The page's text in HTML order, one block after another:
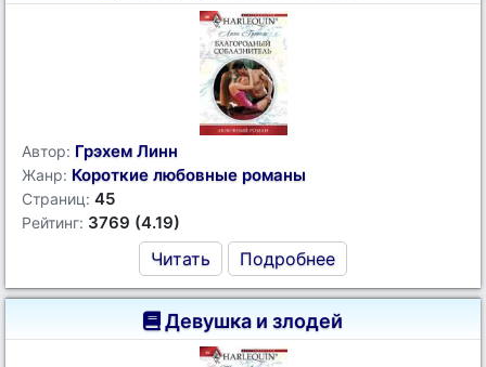
Автор: Грэхем Линн
Жанр: Короткие любовные романы
Страниц: 45
Рейтинг: 3769 (4.19)
Читать Подробнее
Девушка и злодей